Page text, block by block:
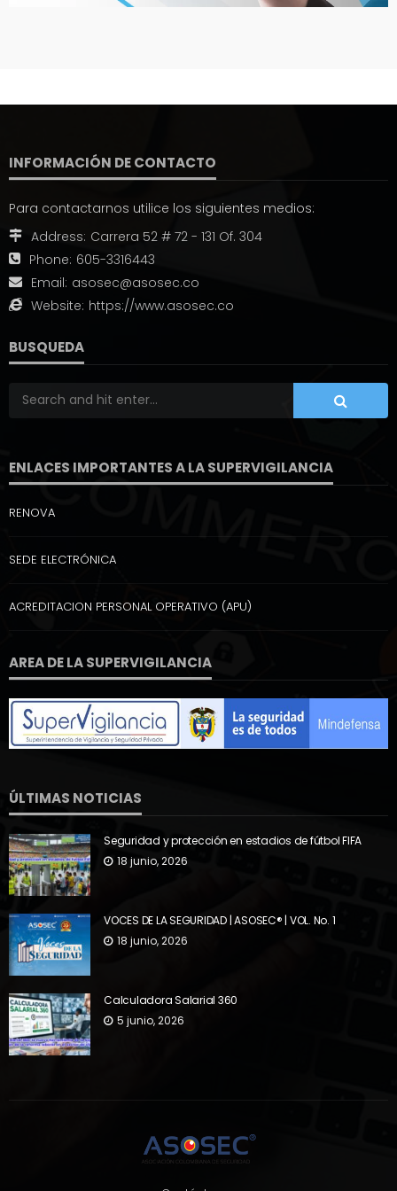
INFORMACIÓN DE CONTACTO
Para contactarnos utilice los siguientes medios:
Address: Carrera 52 # 72 - 131 Of. 304
Phone: 605-3316443
Email: asosec@asosec.co
Website: https://www.asosec.co
BUSQUEDA
ENLACES IMPORTANTES A LA SUPERVIGILANCIA
RENOVA
SEDE ELECTRÓNICA
ACREDITACION PERSONAL OPERATIVO (APU)
AREA DE LA SUPERVIGILANCIA
ÚLTIMAS NOTICIAS
Seguridad y protección en estadios de fútbol FIFA
18 junio, 2026
VOCES DE LA SEGURIDAD | ASOSEC® | VOL. No. 1
18 junio, 2026
Calculadora Salarial 360
5 junio, 2026